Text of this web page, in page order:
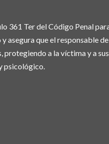
361 Ter del Código Penal
asegura que el responsable
protegiendo a la víctima y a
psicológico.